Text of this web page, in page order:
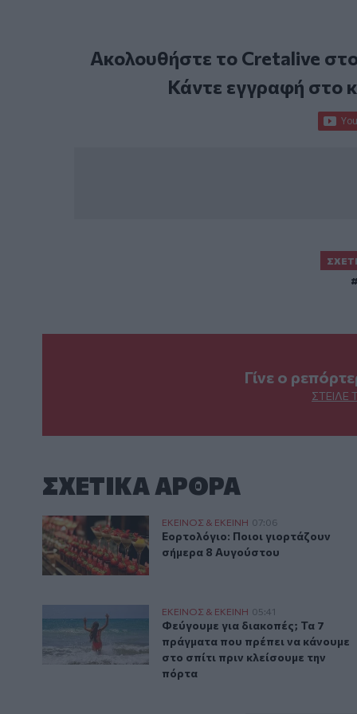
Ακολουθήστε το Cretalive
Κάντε εγγραφή στο
Γίνε ο
ΣΤΕΊΛΕ
ΣΧΕΤΙΚA AΡΘΡΑ
Εορτολόγιο: Ποιοι γιορτάζουν σήμερα 8 Αυγούστου
ΕΚΕΙΝΟΣ & ΕΚΕΙΝΗ 07:06
Εορτολόγιο: Ποιοι γιορτάζουν
Εορτολόγιο: Ποιοι γιορτάζουν
σήμερα 8 Αυγούστου
Φεύγουμε για διακοπές; Τα 7 πράγματα που πρέπει
ΕΚΕΙΝΟΣ & ΕΚΕΙΝΗ 05:41
Φεύγουμε για διακοπές; Τα 7
Φεύγουμε για διακοπές; Τα 7
πράγματα που πρέπει να κάνουμε
στο σπίτι πριν κλείσουμε την
πόρτα